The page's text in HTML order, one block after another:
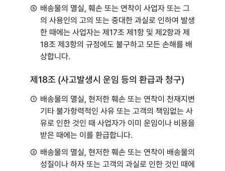
⑤ 배송물의 멸실, 훼손 또는 연착이 사업자 또는 그
의 사용인의 고의 또는 중대한 과실로 인하여 발생
한 때에는 사업자는 제17조 제1항 및 제2항과 제
18조 제3항의 규정에도 불구하고 모든 손해를 배
상합니다.
제18조 (사고발생시 운임 등의 환급과 청구)
① 배송물의 멸실, 현저한 훼손 또는 연착이 천재지변
기타 불가항력적인 사유 또는 고객의 책임없는 사
유로 인한 것인 때 사업자가 이미 운임이나 비용을
받은 때에는 이를 환급합니다.
② 배송물의 멸실, 현저한 훼손 또는 연착이 배송물의
성질이나 하자 또는 고객의 과실로 인한 것인 때에